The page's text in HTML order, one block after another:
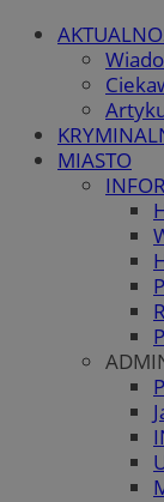
MIASTO